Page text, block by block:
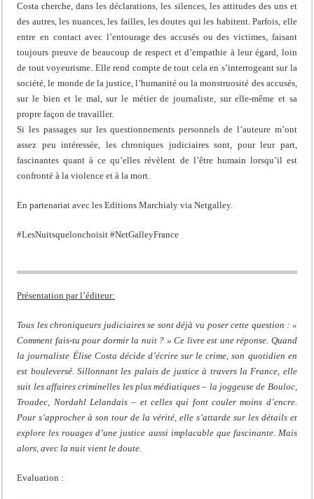
Costa cherche, dans les déclarations, les silences, les attitudes des uns et
des autres, les nuances, les failles, les doutes qui les habitent. Parfois, elle
entre en contact avec l’entourage des accusés ou des victimes, faisant
toujours preuve de beaucoup de respect et d’empathie à leur égard, loin
de tout voyeurisme. Elle rend compte de tout cela en s’interrogeant sur la
société, le monde de la justice, l’humanité ou la monstruosité des accusés,
sur le bien et le mal, sur le métier de journaliste, sur elle-même et sa
propre façon de travailler.
Si les passages sur les questionnements personnels de l’auteure m’ont
assez peu intéressée, les chroniques judiciaires sont, pour leur part,
fascinantes quant à ce qu’elles révèlent de l’être humain lorsqu’il est
confronté à la violence et à la mort.
En partenariat avec les Editions Marchialy via Netgalley.
#LesNuitsquelonchoisit #NetGalleyFrance
Présentation par l’éditeur:
Tous les chroniqueurs judiciaires se sont déjà vu poser cette question : «
Comment fais-tu pour dormir la nuit ? » Ce livre est une réponse. Quand
la journaliste Élise Costa décide d’écrire sur le crime, son quotidien en
est bouleversé. Sillonnant les palais de justice à travers la France, elle
suit les affaires criminelles les plus médiatiques – la joggeuse de Bouloc,
Troadec, Nordahl Lelandais – et celles qui font couler moins d’encre.
Pour s’approcher à son tour de la vérité, elle s’attarde sur les détails et
explore les rouages d’une justice aussi implacable que fascinante. Mais
alors, avec la nuit vient le doute.
Evaluation :